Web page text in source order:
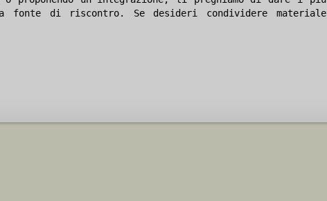
di riscontro. Se desideri condividere materiale